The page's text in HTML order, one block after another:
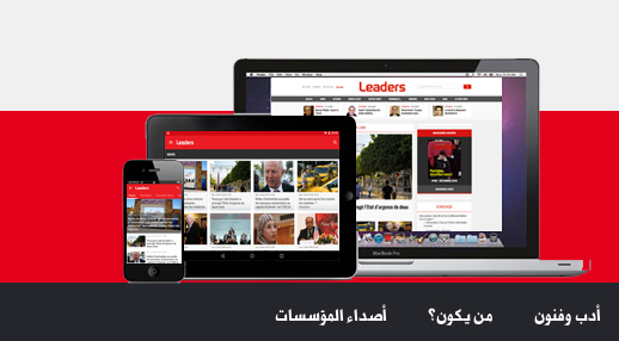
أدب وفنون من يكون؟ أصداء المؤسسات